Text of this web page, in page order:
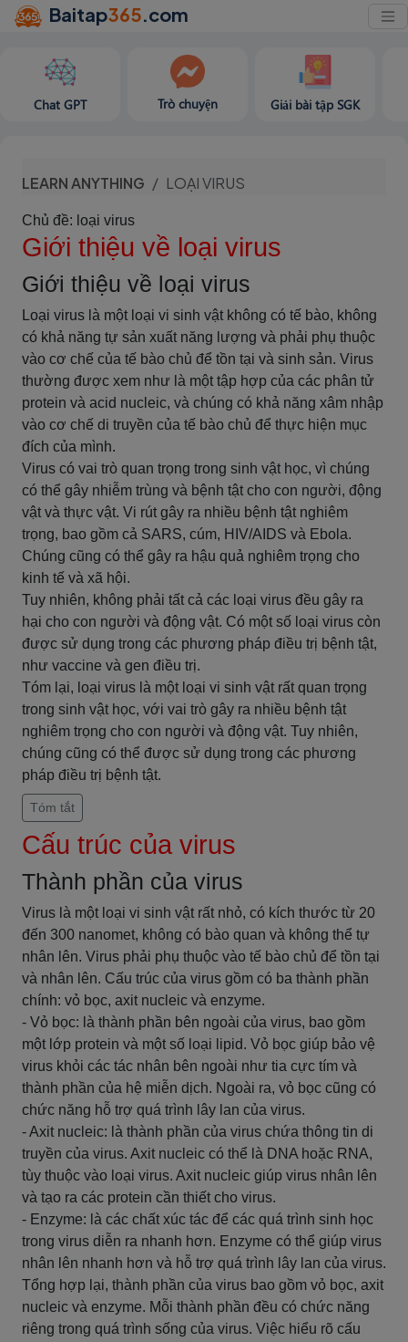
Baitap365.com
Chat GPT Trò chuyện Giải bài tập SGK
LEARN ANYTHING LOẠI VIRUS
Chủ đề: loại virus
Giới thiệu về loại virus
Giới thiệu về loại virus
Loại virus là một loại vi sinh vật không có tế bào, không
có khả năng tự sản xuất năng lượng và phải phụ thuộc
vào cơ chế của tế bào chủ để tồn tại và sinh sản. Virus
thường được xem như là một tập hợp của các phân tử
protein và acid nucleic, và chúng có khả năng xâm nhập
vào cơ chế di truyền của tế bào chủ để thực hiện mục
đích của mình.
Virus có vai trò quan trọng trong sinh vật học, vì chúng
có thể gây nhiễm trùng và bệnh tật cho con người, động
vật và thực vật. Vi rút gây ra nhiều bệnh tật nghiêm
trọng, bao gồm cả SARS, cúm, HIV/AIDS và Ebola.
Chúng cũng có thể gây ra hậu quả nghiêm trọng cho
kinh tế và xã hội.
Tuy nhiên, không phải tất cả các loại virus đều gây ra
hại cho con người và động vật. Có một số loại virus còn
được sử dụng trong các phương pháp điều trị bệnh tật,
như vaccine và gen điều trị.
Tóm lại, loại virus là một loại vi sinh vật rất quan trọng
trong sinh vật học, với vai trò gây ra nhiều bệnh tật
nghiêm trọng cho con người và động vật. Tuy nhiên,
chúng cũng có thể được sử dụng trong các phương
pháp điều trị bệnh tật.
Tóm tắt
Cấu trúc của virus
Thành phần của virus
Virus là một loại vi sinh vật rất nhỏ, có kích thước từ 20
đến 300 nanomet, không có bào quan và không thể tự
nhân lên. Virus phải phụ thuộc vào tế bào chủ để tồn tại
và nhân lên. Cấu trúc của virus gồm có ba thành phần
chính: vỏ bọc, axit nucleic và enzyme.
- Vỏ bọc: là thành phần bên ngoài của virus, bao gồm
một lớp protein và một số loại lipid. Vỏ bọc giúp bảo vệ
virus khỏi các tác nhân bên ngoài như tia cực tím và
thành phần của hệ miễn dịch. Ngoài ra, vỏ bọc cũng có
chức năng hỗ trợ quá trình lây lan của virus.
- Axit nucleic: là thành phần của virus chứa thông tin di
truyền của virus. Axit nucleic có thể là DNA hoặc RNA,
tùy thuộc vào loại virus. Axit nucleic giúp virus nhân lên
và tạo ra các protein cần thiết cho virus.
- Enzyme: là các chất xúc tác để các quá trình sinh học
trong virus diễn ra nhanh hơn. Enzyme có thể giúp virus
nhân lên nhanh hơn và hỗ trợ quá trình lây lan của virus.
Tổng hợp lại, thành phần của virus bao gồm vỏ bọc, axit
nucleic và enzyme. Mỗi thành phần đều có chức năng
riêng trong quá trình sống của virus. Việc hiểu rõ cấu